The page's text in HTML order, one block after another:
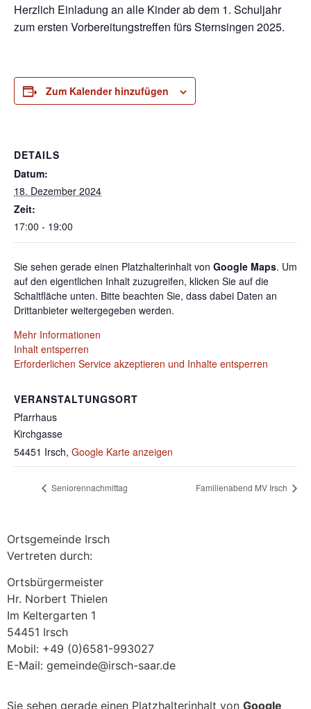
Herzlich Einladung an alle Kinder ab dem 1. Schuljahr
zum ersten Vorbereitungstreffen fürs Sternsingen 2025.
Zum Kalender hinzufügen
DETAILS
Datum:
18. Dezember 2024
Zeit:
17:00 - 19:00
VERANSTALTUNGSORT
Pfarrhaus
Kirchgasse
54451 Irsch, Google Karte anzeigen
Sie sehen gerade einen Platzhalterinhalt von Google Maps. Um
auf den eigentlichen Inhalt zuzugreifen, klicken Sie auf die
Schaltfläche unten. Bitte beachten Sie, dass dabei Daten an
Drittanbieter weitergegeben werden.
Mehr Informationen
Inhalt entsperren
Erforderlichen Service akzeptieren und Inhalte entsperren
Seniorennachmittag Familienabend MV Irsch
Ortsgemeinde Irsch
Vertreten durch:
Ortsbürgermeister
Hr. Norbert Thielen
Im Keltergarten 1
54451 Irsch
Mobil: +49 (0)6581-993027
E-Mail: gemeinde@irsch-saar.de
Sie sehen gerade einen Platzhalterinhalt von Google